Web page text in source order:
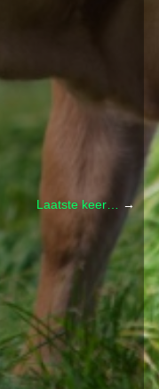
Laatste keer… →